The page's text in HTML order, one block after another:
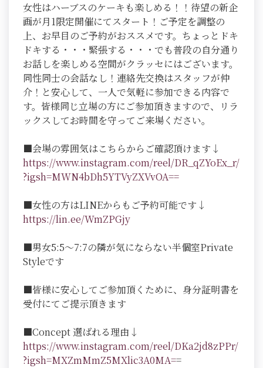
女性はハーブスのケーキも楽しめる！！待望の新企
画が月1限定開催にてスタート！ご予定を調整の
上、お早目のご予約がおススメです。ちょっとドキ
ドキする・・・緊張する・・・でも普段の自分通り
お話しを楽しめる空間がクラッセにはございます。
同性同士の会話なし！連絡先交換はスタッフが仲
介！と安心して、一人で気軽に参加できる内容で
す。皆様同じ立場の方にご参加頂きますので、リラ
ックスしてお時間を守ってご来場ください。
■会場の雰囲気はこちらからご確認頂けます↓
https://www.instagram.com/reel/DR_qZYoEx_r/
?igsh=MWN4bDh5YTVyZXVvOA==
■女性の方はLINEからもご予約可能です↓
https://lin.ee/WmZPGjy
■男女5:5～7:7の隣が気にならない半個室Private
Styleです
■皆様に安心してご参加頂くために、身分証明書を
受付にてご提示頂きます
■Concept 選ばれる理由↓
https://www.instagram.com/reel/DKa2jd8zPPr/
?igsh=MXZmMmZ5MXlic3A0MA==